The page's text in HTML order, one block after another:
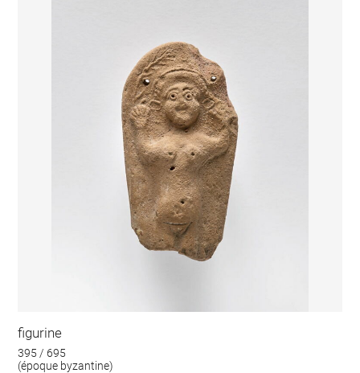
figurine
395 / 695
(époque byzantine)